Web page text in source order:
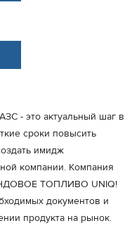
- это актуальный шаг в
сроки повысить
имидж
компании. Компания
ТОПЛИВО UNIQ!
документов и
продукта на рынок.